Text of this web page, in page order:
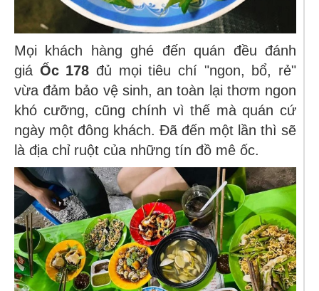
Mọi khách hàng ghé đến quán đều đánh
giá Ốc 178 đủ mọi tiêu chí "ngon, bổ, rẻ"
vừa đảm bảo vệ sinh, an toàn lại thơm ngon
khó cưỡng, cũng chính vì thế mà quán cứ
ngày một đông khách. Đã đến một lần thì sẽ
là địa chỉ ruột của những tín đồ mê ốc.